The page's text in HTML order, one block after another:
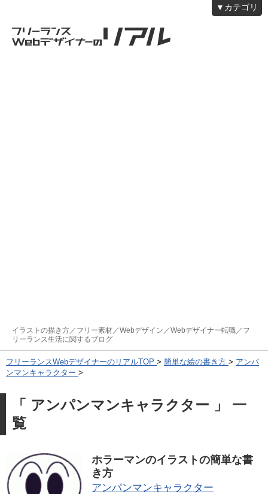
▼カテゴリ
イラストの描き方／フリー素材／Webデザイン／Webデザイナー転職／フ
リーランス生活に関するブログ
フリーランスWebデザイナーのリアルTOP > 簡単な絵の書き方 > アンパ
ンマンキャラクター >
「 アンパンマンキャラクター 」 一
覧
ホラーマンのイラストの簡単な書
き方
アンパンマンキャラクター